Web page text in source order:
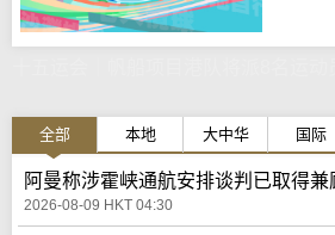
全部 本地 大中华 国际
阿曼称涉霍峡通航安排谈判已取得
2026-08-09 HKT 04:30